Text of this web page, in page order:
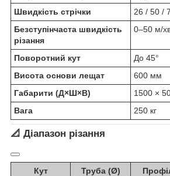
Швидкість стрічки
26 / 50 /
Безступінчаста швидкість
різання
0–50 м/
Поворотний кут
До 45°
Висота основи лещат
600 мм
Габарити (Д×Ш×В)
1500 ×
Вага
250 кг
📐 Діапазон різання
Кут Труба (Ø)